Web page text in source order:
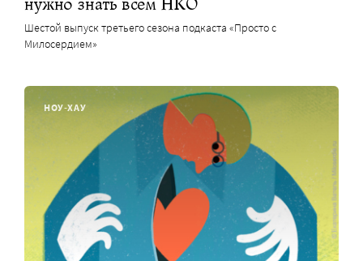
Шестой выпуск третьего сезона подкаста «Просто с
Милосердием»
НОУ-ХАУ